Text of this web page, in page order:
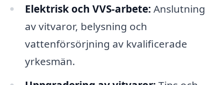
Elektrisk och VVS-arbete: Anslutning
av vitvaror, belysning och
vattenförsörjning av kvalificerade
yrkesmän.